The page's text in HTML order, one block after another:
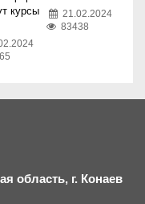
курсы
21.02.2024
83438
область, г. Конаев